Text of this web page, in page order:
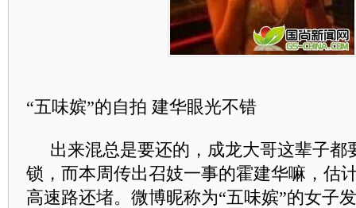
“五味嫔”的自拍 建华眼光不错
出来混总是要还的，成龙大哥这辈子都
锁，而本周传出召妓一事的霍建华嘛，估
高速路还堵。微博昵称为“五味嫔”的女子